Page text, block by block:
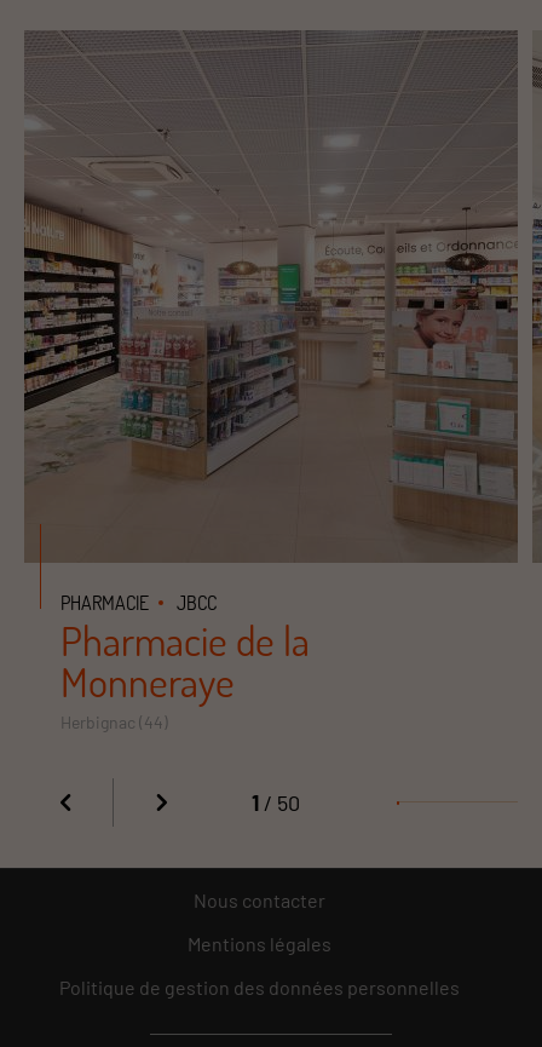
PHARMACIE JBCC
Pharmacie de la
Monneraye
Herbignac (44)
1 / 50
Nous contacter
Mentions légales
Politique de gestion des données personnelles